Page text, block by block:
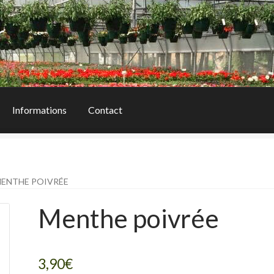
Informations Contact
POIVRÉE
Menthe poivrée
3,90€